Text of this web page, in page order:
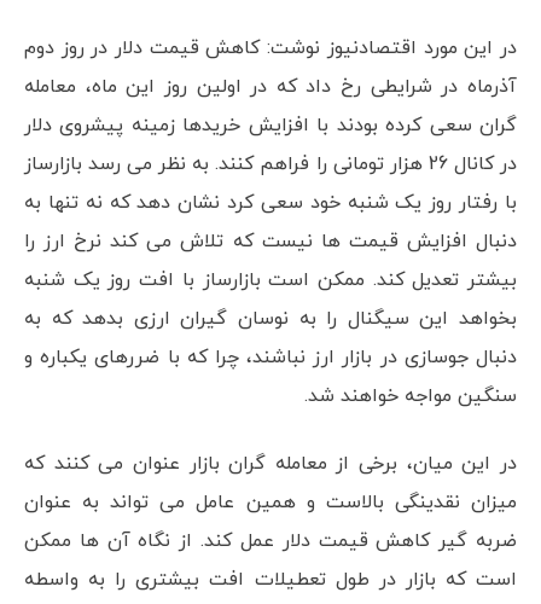
در این مورد اقتصادنیوز نوشت: کاهش قیمت دلار در روز دوم
آذرماه در شرایطی رخ داد که در اولین روز این ماه، معامله
گران سعی کرده بودند با افزایش خریدها زمینه پیشروی دلار
در کانال 26 هزار تومانی را فراهم کنند. به نظر می رسد بازارساز
با رفتار روز یک شنبه خود سعی کرد نشان دهد که نه تنها به
دنبال افزایش قیمت ها نیست که تلاش می کند نرخ ارز را
بیشتر تعدیل کند. ممکن است بازارساز با افت روز یک شنبه
بخواهد این سیگنال را به نوسان گیران ارزی بدهد که به
دنبال جوسازی در بازار ارز نباشند، چرا که با ضررهای یکباره و
سنگین مواجه خواهند شد.
در این میان، برخی از معامله گران بازار عنوان می کنند که
میزان نقدینگی بالاست و همین عامل می تواند به عنوان
ضربه گیر کاهش قیمت دلار عمل کند. از نگاه آن ها ممکن
است که بازار در طول تعطیلات افت بیشتری را به واسطه